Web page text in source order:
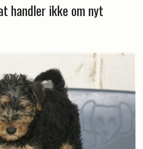
handler ikke om nyt